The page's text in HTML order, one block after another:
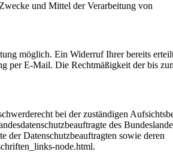
und Mittel der Verarbeitung von
möglich. Ein Widerruf Ihrer bereits
per E-Mail. Die Rechtmäßigkeit der bis
bei der zuständigen
des
der Datenschutzbeauftragten sowie deren
node.html.